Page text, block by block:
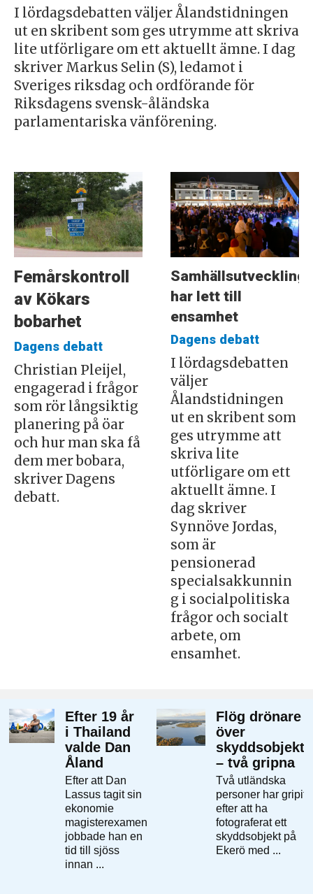
I lördagsdebatten väljer Ålandstidningen
ut en skribent som ges utrymme att skriva
lite utförligare om ett aktuellt ämne. I dag
skriver Markus Selin (S), ledamot i
Sveriges riksdag och ordförande för
Riksdagens svensk-åländska
parlamentariska vänförening.
Femårskontroll
av Kökars
bobarhet
Dagens debatt
Christian Pleijel,
engagerad i frågor
som rör långsiktig
planering på öar
och hur man ska få
dem mer bobara,
skriver Dagens
debatt.
Samhällsutveckling
har lett till
ensamhet
Dagens debatt
I lördagsdebatten
väljer
Ålandstidningen
ut en skribent som
ges utrymme att
skriva lite
utförligare om ett
aktuellt ämne. I
dag skriver
Synnöve Jordas,
som är
pensionerad
specialsakkunnin
g i socialpolitiska
frågor och socialt
arbete, om
ensamhet.